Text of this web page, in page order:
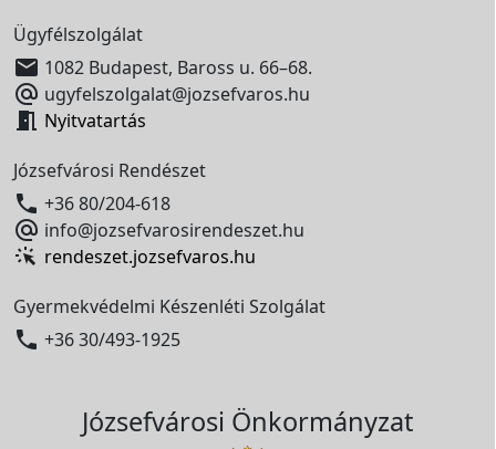
Ügyfélszolgálat
 1082 Budapest, Baross u. 66–68.
 ugyfelszolgalat@jozsefvaros.hu
 Nyitvatartás
Józsefvárosi Rendészet
 +36 80/204-618
 info@jozsefvarosirendeszet.hu
rendeszet.jozsefvaros.hu
Gyermekvédelmi Készenléti Szolgálat
 +36 30/493-1925
Józsefvárosi Önkormányzat